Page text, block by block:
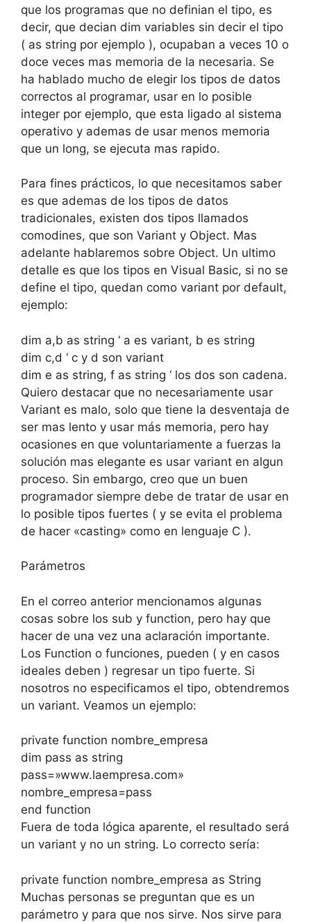
que los programas que no definian el tipo, es
decir, que decian dim variables sin decir el tipo
( as string por ejemplo ), ocupaban a veces 10 o
doce veces mas memoria de la necesaria. Se
ha hablado mucho de elegir los tipos de datos
correctos al programar, usar en lo posible
integer por ejemplo, que esta ligado al sistema
operativo y ademas de usar menos memoria
que un long, se ejecuta mas rapido.
Para fines prácticos, lo que necesitamos saber
es que ademas de los tipos de datos
tradicionales, existen dos tipos llamados
comodines, que son Variant y Object. Mas
adelante hablaremos sobre Object. Un ultimo
detalle es que los tipos en Visual Basic, si no se
define el tipo, quedan como variant por default,
ejemplo:
dim a,b as string ‘ a es variant, b es string
dim c,d ‘ c y d son variant
dim e as string, f as string ‘ los dos son cadena.
Quiero destacar que no necesariamente usar
Variant es malo, solo que tiene la desventaja de
ser mas lento y usar más memoria, pero hay
ocasiones en que voluntariamente a fuerzas la
solución mas elegante es usar variant en algun
proceso. Sin embargo, creo que un buen
programador siempre debe de tratar de usar en
lo posible tipos fuertes ( y se evita el problema
de hacer «casting» como en lenguaje C ).
Parámetros
En el correo anterior mencionamos algunas
cosas sobre los sub y function, pero hay que
hacer de una vez una aclaración importante.
Los Function o funciones, pueden ( y en casos
ideales deben ) regresar un tipo fuerte. Si
nosotros no especificamos el tipo, obtendremos
un variant. Veamos un ejemplo:
private function nombre_empresa
dim pass as string
pass=»www.laempresa.com»
nombre_empresa=pass
end function
Fuera de toda lógica aparente, el resultado será
un variant y no un string. Lo correcto sería:
private function nombre_empresa as String
Muchas personas se preguntan que es un
parámetro y para que nos sirve. Nos sirve para